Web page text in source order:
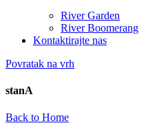
River Garden
River Boomerang
Kontaktirajte nas
Povratak na vrh
stanA
Back to Home